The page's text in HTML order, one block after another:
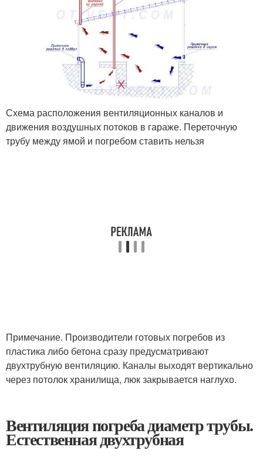
Схема расположения вентиляционных каналов и
движения воздушных потоков в гараже. Переточную
трубу между ямой и погребом ставить нельзя
Примечание. Производители готовых погребов из
пластика либо бетона сразу предусматривают
двухтрубную вентиляцию. Каналы выходят вертикально
через потолок хранилища, люк закрывается наглухо.
Вентиляция погреба диаметр трубы.
Естественная двухтрубная